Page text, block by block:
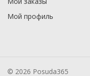
Мой профиль
© 2026 Posuda365